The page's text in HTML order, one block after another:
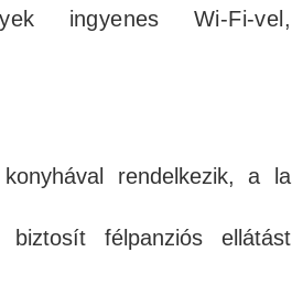
ingyenes Wi-Fi-vel,
rendelkezik, a la
biztosít félpanziós ellátást